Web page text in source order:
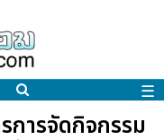
☰
การจัดกิจกรรม